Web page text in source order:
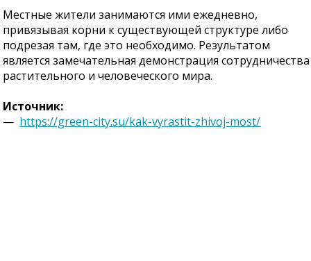
Местные жители занимаются ими ежедневно,
привязывая корни к существующей структуре либо
подрезая там, где это необходимо. Результатом
является замечательная демонстрация сотрудничества
растительного и человеческого мира.
Источник:
— https://green-city.su/kak-vyrastit-zhivoj-most/